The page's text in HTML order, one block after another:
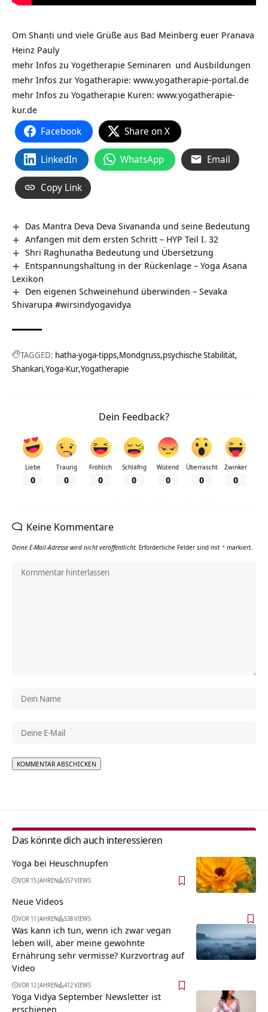
Om Shanti und viele Grüße aus Bad Meinberg euer Pranava
Heinz Pauly
mehr Infos zu Yogetherapie Seminaren und Ausbildungen
mehr Infos zur Yogatherapie: www.yogatherapie-portal.de
mehr Infos zu Yogatherapie Kuren: www.yogatherapie-
kur.de
Facebook Share on X
LinkedIn WhatsApp Email
Copy Link
Das Mantra Deva Deva Sivananda und seine Bedeutung
Anfangen mit dem ersten Schritt – HYP Teil I. 32
Shri Raghunatha Bedeutung und Übersetzung
Entspannungshaltung in der Rückenlage – Yoga Asana
Lexikon
Den eigenen Schweinehund überwinden – Sevaka
Shivarupa #wirsindyogavidya
TAGGED: hatha-yoga-tipps Mondgruss psychische Stabilität
Shankari Yoga-Kur Yogatherapie
Dein Feedback?
Liebe
0
Traurig
0
Fröhlich
0
Schläfrig
0
Wütend
0
Überrascht
0
Zwinker
0
Keine Kommentare
Deine E-Mail-Adresse wird nicht veröffentlicht. Erforderliche Felder sind mit * markiert.
Das könnte dich auch interessieren
Yoga bei Heuschnupfen
VOR 15 JAHREN 557 VIEWS
Neue Videos
VOR 11 JAHREN 538 VIEWS
Was kann ich tun, wenn ich zwar vegan
leben will, aber meine gewohnte
Ernährung sehr vermisse? Kurzvortrag auf
Video
VOR 12 JAHREN 412 VIEWS
Yoga Vidya September Newsletter ist
erschienen